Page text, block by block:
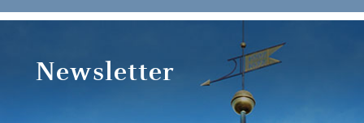
Newsletter